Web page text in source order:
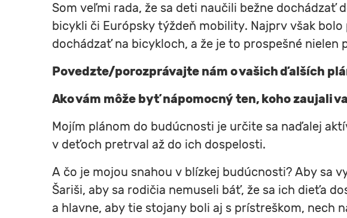
Som veľmi rada, že sa deti naučili bežne dochádzať
bicykli či Európsky týždeň mobility. Najprv však
dochádzať na bicykloch, a že je to prospešné nielen
Povedzte/porozprávajte nám o vašich ďalších
Ako vám môže byť nápomocný ten, koho zaujali
Mojím plánom do budúcnosti je určite sa naďalej
v deťoch pretrval až do ich dospelosti.
A čo je mojou snahou v blízkej budúcnosti? Aby sa
Šariši, aby sa rodičia nemuseli báť, že sa ich dieťa
a hlavne, aby tie stojany boli aj s prístreškom, nech